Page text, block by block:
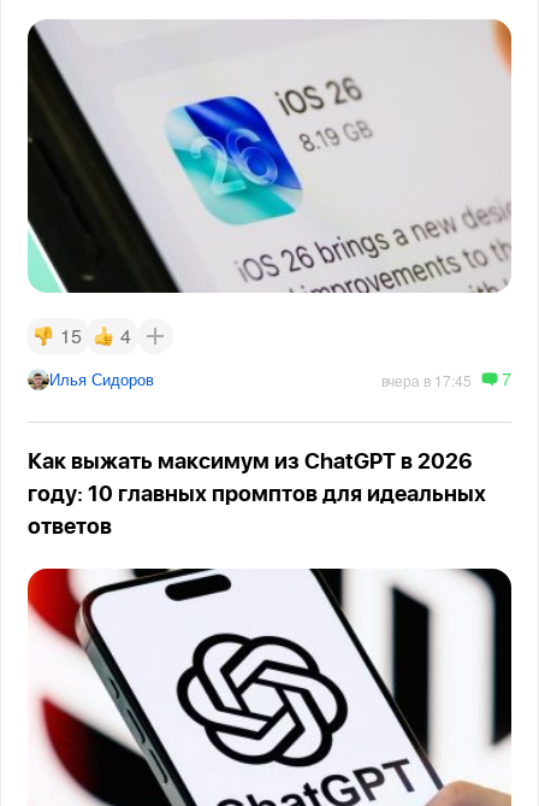
15 4
Илья Сидоров вчера в 17:45 7
Как выжать максимум из ChatGPT в 2026
году: 10 главных промптов для идеальных
ответов